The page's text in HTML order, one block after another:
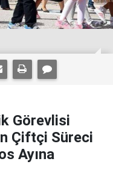
Görevlisi
Çiftçi Süreci
Ayına